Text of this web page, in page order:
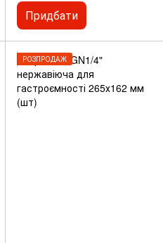
Придбати
РОЗПРОДАЖ